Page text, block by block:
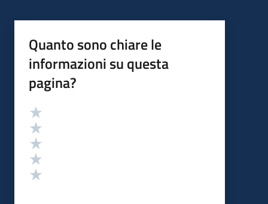
Quanto sono chiare le
informazioni su questa
pagina?
Valutazione